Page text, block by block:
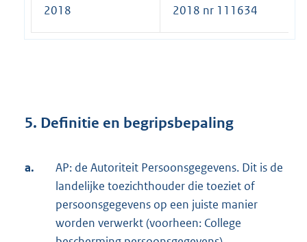
2018
2018 nr 111634
5. Definitie en begripsbepaling
a.
AP: de Autoriteit Persoonsgegevens. Dit is de
landelijke toezichthouder die toeziet of
persoonsgegevens op een juiste manier
worden verwerkt (voorheen: College